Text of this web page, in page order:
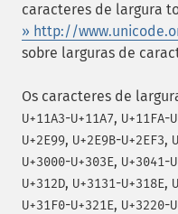
caracteres de largura
» http://
sobre larguras de
Os caracteres de
U+11A3-U+11A7, U+11FA-
U+2E99, U+2E9B-U+2EF3,
U+3000-U+303E, U+3041-
U+312D, U+3131-U+318E,
U+31F0-U+321E, U+3220-